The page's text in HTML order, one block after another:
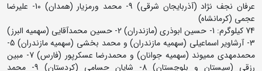
عرفان نجف نژاد (آذربایجان شرقی) 9- محمد ورمزیار (همدان) 10- علیرضا
عجمی (کرمانشاه)
74 کیلوگرم: 1- حسین ابوذری (مازندران) 2- حسین محمدآقایی (سهمیه البرز)
3- آرشاویر اسماعیلی (سهمیه مازندران) و محمد بخشی (سهمیه مازندران) 5-
محمدمهدی ممیوند (سهمیه جوانان) و محمدرضا عسکرپور (فارس) 7- مبین
رزقی (سیستان و بلوچستان) 8- شایان حسامی (کردستان) 9- محمد